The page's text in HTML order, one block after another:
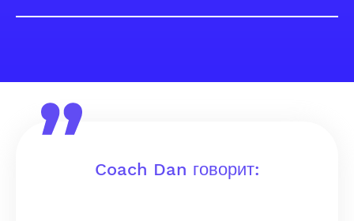
Coach Dan говорит: